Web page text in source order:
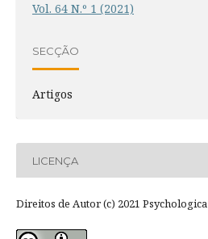
Vol. 64 N.º 1 (2021)
SECÇÃO
Artigos
LICENÇA
Direitos de Autor (c) 2021 Psychologica